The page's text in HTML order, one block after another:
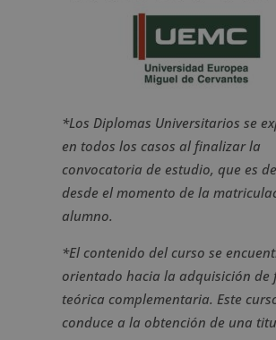
*Los Diplomas Universitarios se
en todos los casos al finalizar la
convocatoria de estudio, que es
desde el momento de la
alumno.
*El contenido del curso se
orientado hacia la adquisición de
teórica complementaria. Este
conduce a la obtención de una